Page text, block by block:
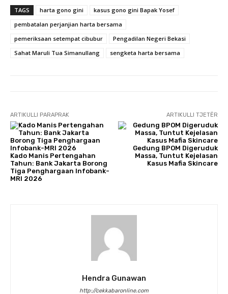
TAGS harta gono gini
kasus gono gini Bapak Yosef
pembatalan perjanjian harta bersama
pemeriksaan setempat cibubur
Pengadilan Negeri Bekasi
Sahat Maruli Tua Simanullang
sengketa harta bersama
ARTIKULLI PARAPRAK
​Kado Manis Pertengahan
Tahun: Bank Jakarta Borong
Tiga Penghargaan Infobank-
MRI 2026
ARTIKULLI TJETËR
Gedung BPOM Digeruduk
Massa, Tuntut Kejelasan
Kasus Mafia Skincare
Hendra Gunawan
http://cekkabaronline.com